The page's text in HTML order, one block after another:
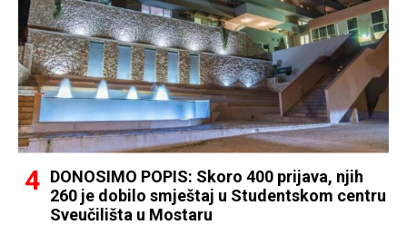
DONOSIMO POPIS: Skoro 400 prijava, njih
260 je dobilo smještaj u Studentskom centru
Sveučilišta u Mostaru